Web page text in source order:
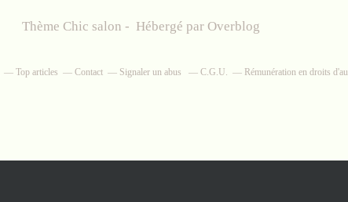
Thème Chic salon - Hébergé par Overblog
Top articles Contact Signaler un abus C.G.U. Rémunération en droits